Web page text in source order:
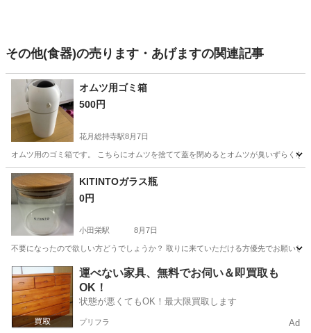
その他(食器)の売ります・あげますの関連記事
オムツ用ゴミ箱
500円
花月総持寺駅8月7日
オムツ用のゴミ箱です。 こちらにオムツを捨てて蓋を閉めるとオムツが臭いずらくな
神奈川 横浜市 花月総持寺駅
KITINTOガラス瓶
0円
小田栄駅 8月7日
不要になったので欲しい方どうでしょうか？ 取りに来ていただける方優先でお願いし
神奈川 川崎市 小田栄駅 家庭用品
運べない家具、無料でお伺い＆即買取も
OK！
状態が悪くてもOK！最大限買取します
プリフラ Ad